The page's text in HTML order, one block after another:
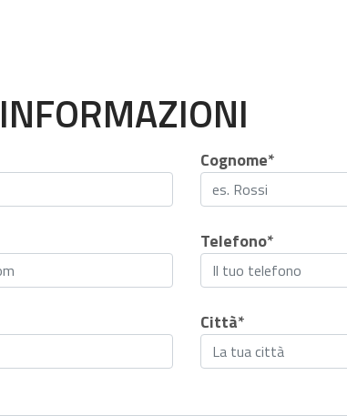
Cognome*
Telefono*
Città*